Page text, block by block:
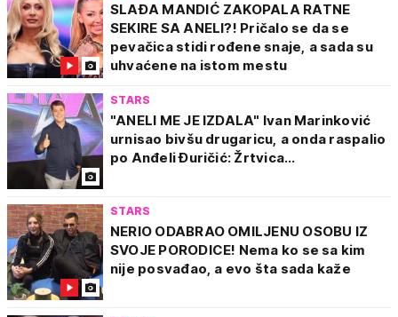
SLAĐA MANDIĆ ZAKOPALA RATNE
SEKIRE SA ANELI?! Pričalo se da se
pevačica stidi rođene snaje, a sada su
uhvaćene na istom mestu
STARS
"ANELI ME JE IZDALA" Ivan Marinković
urnisao bivšu drugaricu, a onda raspalio
po Anđeli Đuričić: Žrtvica...
STARS
NERIO ODABRAO OMILJENU OSOBU IZ
SVOJE PORODICE! Nema ko se sa kim
nije posvađao, a evo šta sada kaže